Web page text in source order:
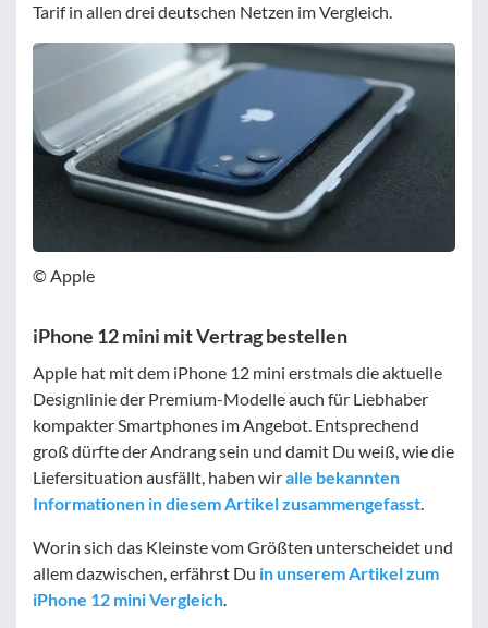
Tarif in allen drei deutschen Netzen im Vergleich.
© Apple
iPhone 12 mini mit Vertrag bestellen
Apple hat mit dem iPhone 12 mini erstmals die aktuelle
Designlinie der Premium-Modelle auch für Liebhaber
kompakter Smartphones im Angebot. Entsprechend
groß dürfte der Andrang sein und damit Du weiß, wie die
Liefersituation ausfällt, haben wiralle bekannten
Informationen in diesem Artikel zusammengefasst.
Worin sich das Kleinste vom Größten unterscheidet und
allem dazwischen, erfährst Du in unserem Artikel zum
iPhone 12 mini Vergleich.